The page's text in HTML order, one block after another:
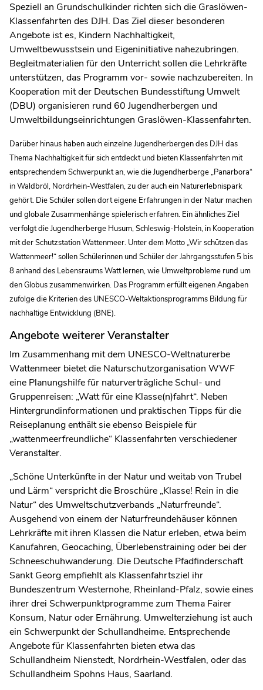
Speziell an Grundschulkinder richten sich die Graslöwen-
Klassenfahrten des DJH. Das Ziel dieser besonderen
Angebote ist es, Kindern Nachhaltigkeit,
Umweltbewusstsein und Eigeninitiative nahezubringen.
Begleitmaterialien für den Unterricht sollen die Lehrkräfte
unterstützen, das Programm vor- sowie nachzubereiten. In
Kooperation mit der Deutschen Bundesstiftung Umwelt
(DBU) organisieren rund 60 Jugendherbergen und
Umweltbildungseinrichtungen Graslöwen-Klassenfahrten.
Darüber hinaus haben auch einzelne Jugendherbergen des DJH das
Thema Nachhaltigkeit für sich entdeckt und bieten Klassenfahrten mit
entsprechendem Schwerpunkt an, wie die Jugendherberge „Panarbora“
in Waldbröl, Nordrhein-Westfalen, zu der auch ein Naturerlebnispark
gehört. Die Schüler sollen dort eigene Erfahrungen in der Natur machen
und globale Zusammenhänge spielerisch erfahren. Ein ähnliches Ziel
verfolgt die Jugendherberge Husum, Schleswig-Holstein, in Kooperation
mit der Schutzstation Wattenmeer. Unter dem Motto „Wir schützen das
Wattenmeer!“ sollen Schülerinnen und Schüler der Jahrgangsstufen 5 bis
8 anhand des Lebensraums Watt lernen, wie Umweltprobleme rund um
den Globus zusammenwirken. Das Programm erfüllt eigenen Angaben
zufolge die Kriterien des UNESCO-Weltaktionsprogramms Bildung für
nachhaltige Entwicklung (BNE).
Angebote weiterer Veranstalter
Im Zusammenhang mit dem UNESCO-Weltnaturerbe
Wattenmeer bietet die Naturschutzorganisation WWF
eine Planungshilfe für naturverträgliche Schul- und
Gruppenreisen: „Watt für eine Klasse(n)fahrt“. Neben
Hintergrundinformationen und praktischen Tipps für die
Reiseplanung enthält sie ebenso Beispiele für
„wattenmeerfreundliche“ Klassenfahrten verschiedener
Veranstalter.
„Schöne Unterkünfte in der Natur und weitab von Trubel
und Lärm“ verspricht die Broschüre „Klasse! Rein in die
Natur“ des Umweltschutzverbands „Naturfreunde“.
Ausgehend von einem der Naturfreundehäuser können
Lehrkräfte mit ihren Klassen die Natur erleben, etwa beim
Kanufahren, Geocaching, Überlebenstraining oder bei der
Schneeschuhwanderung. Die Deutsche Pfadfinderschaft
Sankt Georg empfiehlt als Klassenfahrtsziel ihr
Bundeszentrum Westernohe, Rheinland-Pfalz, sowie eines
ihrer drei Schwerpunktprogramme zum Thema Fairer
Konsum, Natur oder Ernährung. Umwelterziehung ist auch
ein Schwerpunkt der Schullandheime. Entsprechende
Angebote für Klassenfahrten bieten etwa das
Schullandheim Nienstedt, Nordrhein-Westfalen, oder das
Schullandheim Spohns Haus, Saarland.